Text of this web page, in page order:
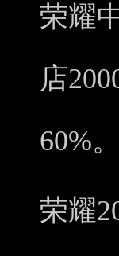
荣耀
店
60%。
荣耀